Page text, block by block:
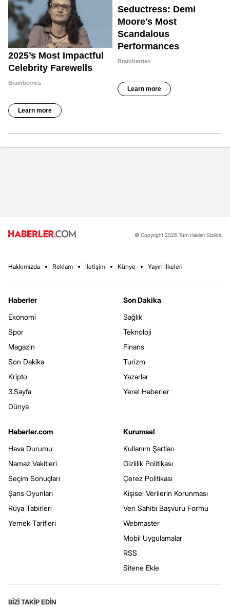
© Copyright 2026 Tüm Hakları Gizlidir.
Hakkımızda Reklam İletişim Künye Yayın İlkeleri
Haberler
Ekonomi
Spor
Magazin
Son Dakika
Kripto
3.Sayfa
Dünya
Son Dakika
Sağlık
Teknoloji
Finans
Turizm
Yazarlar
Yerel Haberler
Haberler.com
Hava Durumu
Namaz Vakitleri
Seçim Sonuçları
Şans Oyunları
Rüya Tabirleri
Yemek Tarifleri
Kurumsal
Kullanım Şartları
Gizlilik Politikası
Çerez Politikası
Kişisel Verilerin Korunması
Veri Sahibi Başvuru Formu
Webmaster
Mobil Uygulamalar
RSS
Sitene Ekle
BİZİ TAKİP EDİN